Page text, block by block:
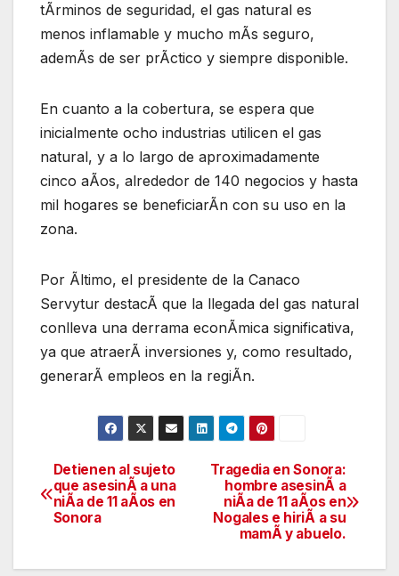
tÃrminos de seguridad, el gas natural es
menos inflamable y mucho mÃs seguro,
ademÃs de ser prÃctico y siempre disponible.
En cuanto a la cobertura, se espera que
inicialmente ocho industrias utilicen el gas
natural, y a lo largo de aproximadamente
cinco aÃos, alrededor de 140 negocios y hasta
mil hogares se beneficiarÃn con su uso en la
zona.
Por Ãltimo, el presidente de la Canaco
Servytur destacÃ que la llegada del gas natural
conlleva una derrama econÃmica significativa,
ya que atraerÃ inversiones y, como resultado,
generarÃ empleos en la regiÃn.
Navegación
de
Tragedia en Sonora:
hombre asesinÃ a
niÃa de 11 aÃos en
Nogales e hiriÃ a su
mamÃ y abuelo.
Detienen al sujeto
que asesinÃ a una
niÃa de 11 aÃos en
Sonora